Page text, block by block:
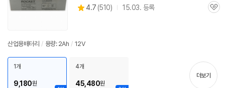
별
4.7 (상
510) 15.03. 등록
관
산업용배터리 / 용량: 2Ah / 12V
1개
9,180원
4개
45,480원
더보기